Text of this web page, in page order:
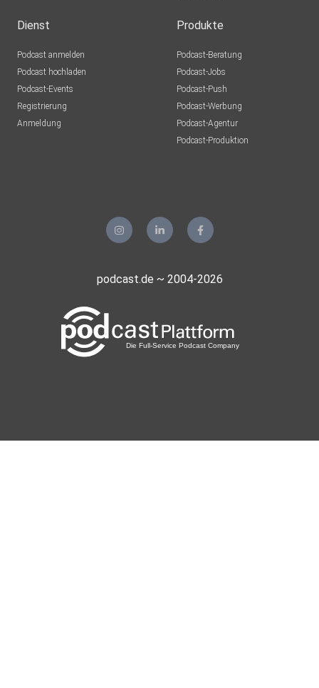
sdexrgbj
draumur
Langenstein
Dienst
Podcast anmelden
Podcast hochladen
Podcast-Events
Registrierung
Anmeldung
Produkte
Podcast-Beratung
Podcast-Jobs
Podcast-Push
Podcast-Werbung
Podcast-Agentur
Podcast-Produktion
podcast.de ~ 2004-2026